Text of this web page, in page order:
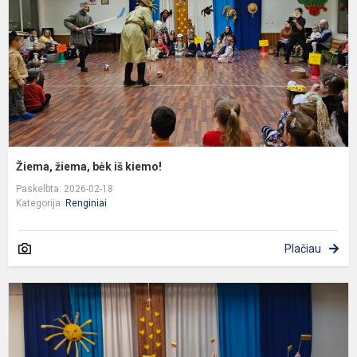
Žiema, žiema, bėk iš kiemo!
Paskelbta: 2026-02-18
Kategorija: Renginiai
Plačiau